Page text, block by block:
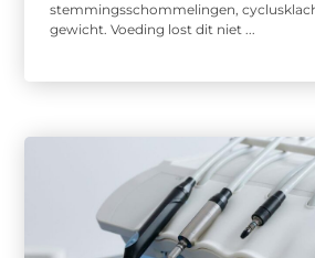
stemmingsschommelingen,
gewicht. Voeding lost dit niet ...